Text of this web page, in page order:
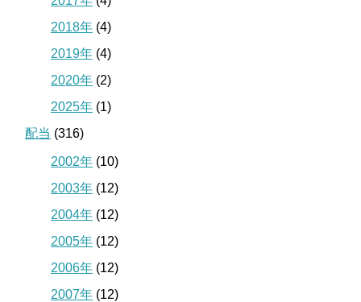
2018年 (4)
2019年 (4)
2020年 (2)
2025年 (1)
配当 (316)
2002年 (10)
2003年 (12)
2004年 (12)
2005年 (12)
2006年 (12)
2007年 (12)